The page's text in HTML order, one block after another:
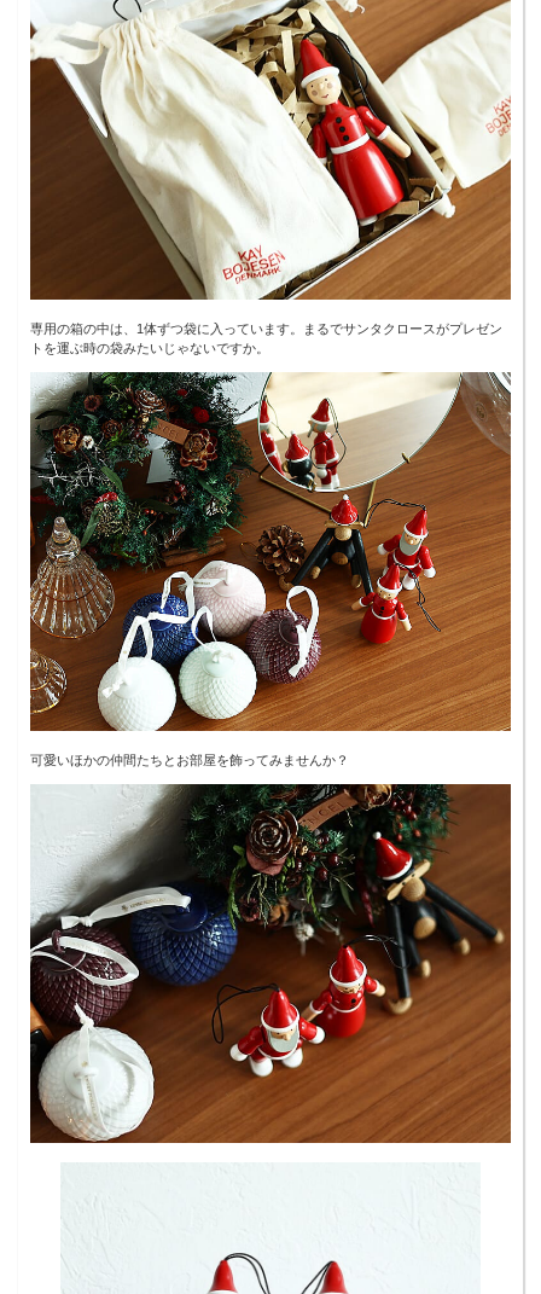
専用の箱の中は、1体ずつ袋に入っています。まるでサンタクロースがプレゼン
トを運ぶ時の袋みたいじゃないですか。
可愛いほかの仲間たちとお部屋を飾ってみませんか？